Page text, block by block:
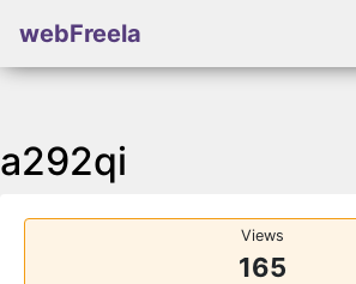
webFreela
a292qi
Views
165